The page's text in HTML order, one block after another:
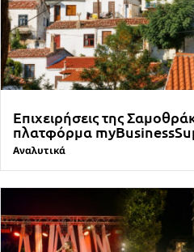
Επιχειρήσεις της
πλατφόρμα
Αναλυτικά